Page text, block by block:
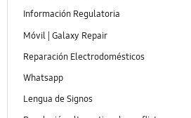
Información Regulatoria
Móvil | Galaxy Repair
Reparación Electrodomésticos
Whatsapp
Lengua de Signos